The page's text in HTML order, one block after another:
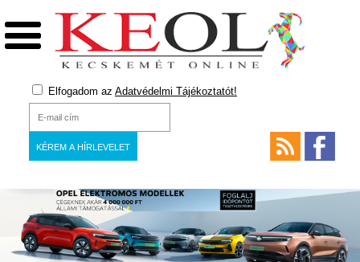
Elfogadom az Adatvédelmi Tájékoztatót!